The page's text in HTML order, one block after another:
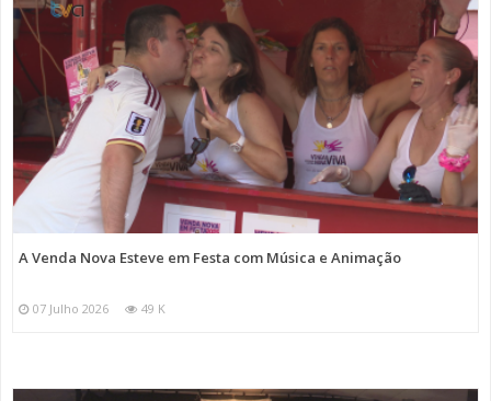
A Venda Nova Esteve em Festa com Música e Animação
07 Julho 2026 49 K